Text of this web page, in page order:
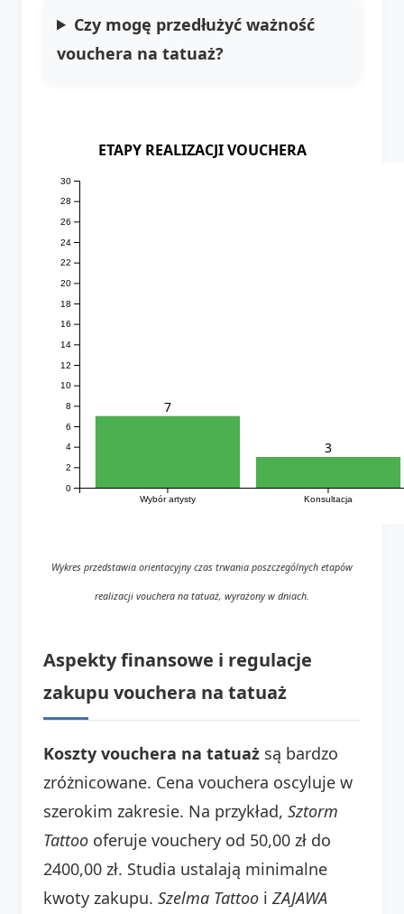
Czy mogę przedłużyć ważność
vouchera na tatuaż?
ETAPY REALIZACJI VOUCHERA
Wybór artysty Konsultacja
0
2
4
6
8
10
12
14
16
18
20
22
24
26
28
30
7
3
Wykres przedstawia orientacyjny czas trwania poszczególnych etapów
realizacji vouchera na tatuaż, wyrażony w dniach.
Aspekty finansowe i regulacje
zakupu vouchera na tatuaż
Koszty vouchera na tatuaż są bardzo
zróżnicowane. Cena vouchera oscyluje w
szerokim zakresie. Na przykład, Sztorm
Tattoo oferuje vouchery od 50,00 zł do
2400,00 zł. Studia ustalają minimalne
kwoty zakupu. Szelma Tattoo i ZAJAWA